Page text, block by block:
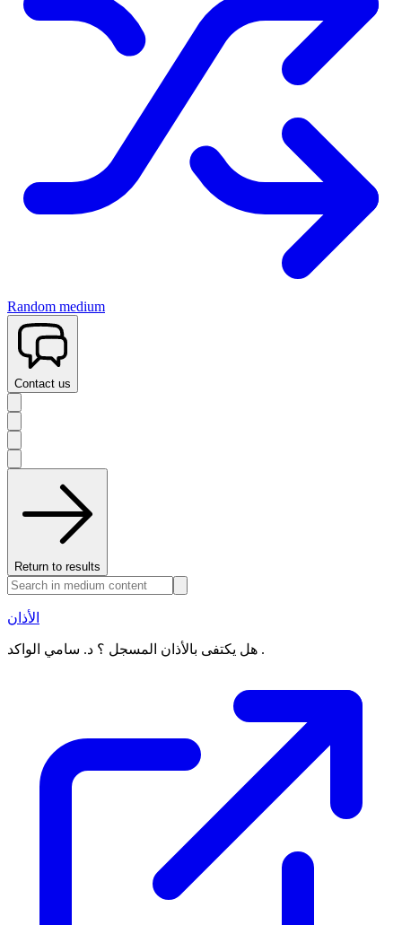
Random medium
Contact us
Return to results
الأذان
هل يكتفى بالأذان المسجل ؟ د. سامي الواكد .